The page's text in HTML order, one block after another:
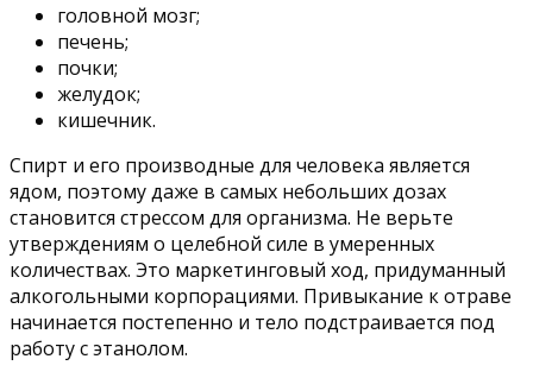
головной мозг;
печень;
почки;
желудок;
кишечник.
Спирт и его производные для человека является
ядом, поэтому даже в самых небольших дозах
становится стрессом для организма. Не верьте
утверждениям о целебной силе в умеренных
количествах. Это маркетинговый ход, придуманный
алкогольными корпорациями. Привыкание к отраве
начинается постепенно и тело подстраивается под
работу с этанолом.